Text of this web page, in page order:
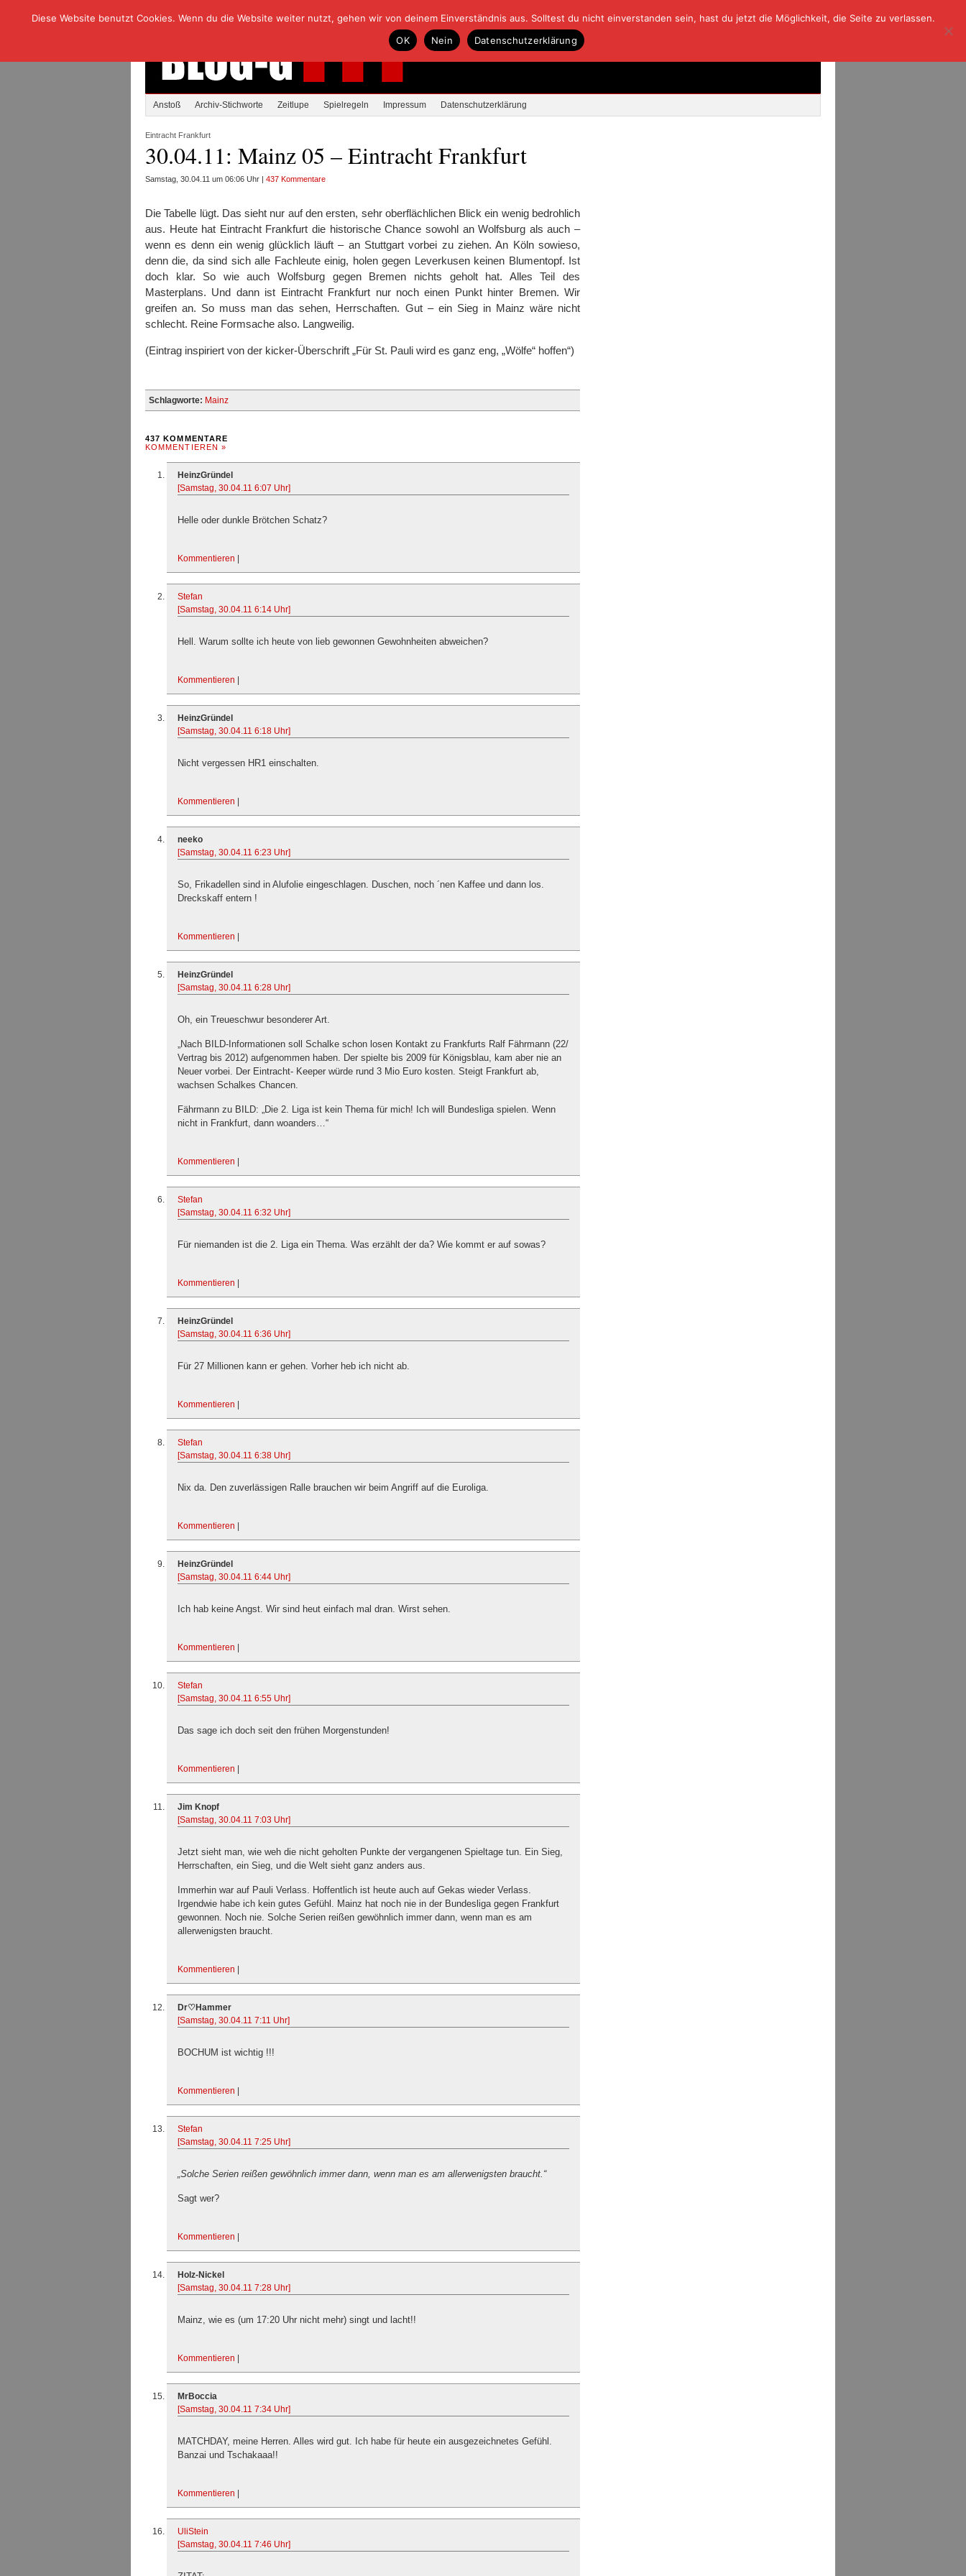
Anstoß Archiv-Stichworte Zeitlupe Spielregeln Impressum Datenschutzerklärung
Eintracht Frankfurt
30.04.11: Mainz 05 – Eintracht Frankfurt
Samstag, 30.04.11 um 06:06 Uhr | 437 Kommentare
Die Tabelle lügt. Das sieht nur auf den ersten, sehr oberflächlichen Blick ein wenig bedrohlich
aus. Heute hat Eintracht Frankfurt die historische Chance sowohl an Wolfsburg als auch –
wenn es denn ein wenig glücklich läuft – an Stuttgart vorbei zu ziehen. An Köln sowieso,
denn die, da sind sich alle Fachleute einig, holen gegen Leverkusen keinen Blumentopf. Ist
doch klar. So wie auch Wolfsburg gegen Bremen nichts geholt hat. Alles Teil des
Masterplans. Und dann ist Eintracht Frankfurt nur noch einen Punkt hinter Bremen. Wir
greifen an. So muss man das sehen, Herrschaften. Gut – ein Sieg in Mainz wäre nicht
schlecht. Reine Formsache also. Langweilig.
(Eintrag inspiriert von der kicker-Überschrift „Für St. Pauli wird es ganz eng, „Wölfe“ hoffen“)
Schlagworte: Mainz
437 KOMMENTARE
KOMMENTIEREN »
HeinzGründel
[Samstag, 30.04.11 6:07 Uhr]
Helle oder dunkle Brötchen Schatz?
Kommentieren
Stefan
[Samstag, 30.04.11 6:14 Uhr]
Hell. Warum sollte ich heute von lieb gewonnen Gewohnheiten abweichen?
Kommentieren
HeinzGründel
[Samstag, 30.04.11 6:18 Uhr]
Nicht vergessen HR1 einschalten.
Kommentieren
neeko
[Samstag, 30.04.11 6:23 Uhr]
So, Frikadellen sind in Alufolie eingeschlagen. Duschen, noch ´nen Kaffee und dann los.
Dreckskaff entern !
Kommentieren
HeinzGründel
[Samstag, 30.04.11 6:28 Uhr]
Oh, ein Treueschwur besonderer Art.
„Nach BILD-Informationen soll Schalke schon losen Kontakt zu Frankfurts Ralf Fährmann (22/
Vertrag bis 2012) aufgenommen haben. Der spielte bis 2009 für Königsblau, kam aber nie an
Neuer vorbei. Der Eintracht- Keeper würde rund 3 Mio Euro kosten. Steigt Frankfurt ab,
wachsen Schalkes Chancen.
Fährmann zu BILD: „Die 2. Liga ist kein Thema für mich! Ich will Bundesliga spielen. Wenn
nicht in Frankfurt, dann woanders…“
Kommentieren
Stefan
[Samstag, 30.04.11 6:32 Uhr]
Für niemanden ist die 2. Liga ein Thema. Was erzählt der da? Wie kommt er auf sowas?
Kommentieren
HeinzGründel
[Samstag, 30.04.11 6:36 Uhr]
Für 27 Millionen kann er gehen. Vorher heb ich nicht ab.
Kommentieren
Stefan
[Samstag, 30.04.11 6:38 Uhr]
Nix da. Den zuverlässigen Ralle brauchen wir beim Angriff auf die Euroliga.
Kommentieren
HeinzGründel
[Samstag, 30.04.11 6:44 Uhr]
Ich hab keine Angst. Wir sind heut einfach mal dran. Wirst sehen.
Kommentieren
Stefan
[Samstag, 30.04.11 6:55 Uhr]
Das sage ich doch seit den frühen Morgenstunden!
Kommentieren
Jim Knopf
[Samstag, 30.04.11 7:03 Uhr]
Jetzt sieht man, wie weh die nicht geholten Punkte der vergangenen Spieltage tun. Ein Sieg,
Herrschaften, ein Sieg, und die Welt sieht ganz anders aus.
Immerhin war auf Pauli Verlass. Hoffentlich ist heute auch auf Gekas wieder Verlass.
Irgendwie habe ich kein gutes Gefühl. Mainz hat noch nie in der Bundesliga gegen Frankfurt
gewonnen. Noch nie. Solche Serien reißen gewöhnlich immer dann, wenn man es am
allerwenigsten braucht.
Kommentieren
Dr♡Hammer
[Samstag, 30.04.11 7:11 Uhr]
BOCHUM ist wichtig !!!
Kommentieren
Stefan
[Samstag, 30.04.11 7:25 Uhr]
„Solche Serien reißen gewöhnlich immer dann, wenn man es am allerwenigsten braucht.“
Sagt wer?
Kommentieren
Holz-Nickel
[Samstag, 30.04.11 7:28 Uhr]
Mainz, wie es (um 17:20 Uhr nicht mehr) singt und lacht!!
Kommentieren
MrBoccia
[Samstag, 30.04.11 7:34 Uhr]
MATCHDAY, meine Herren. Alles wird gut. Ich habe für heute ein ausgezeichnetes Gefühl.
Banzai und Tschakaaa!!
Kommentieren
UliStein
[Samstag, 30.04.11 7:46 Uhr]
Diese Website benutzt Cookies. Wenn du die Website weiter nutzt, gehen wir von deinem Einverständnis aus. Solltest du nicht einverstanden sein, hast du jetzt die Möglichkeit, die Seite zu verlassen.
OK
Nein Datenschutzerklärung